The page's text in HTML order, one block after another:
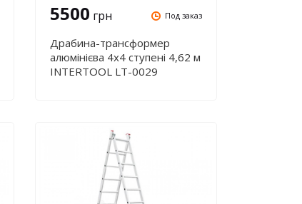
5500 грн Под заказ
Драбина-трансформер
алюмінієва 4х4 ступені 4,62 м
INTERTOOL LT-0029